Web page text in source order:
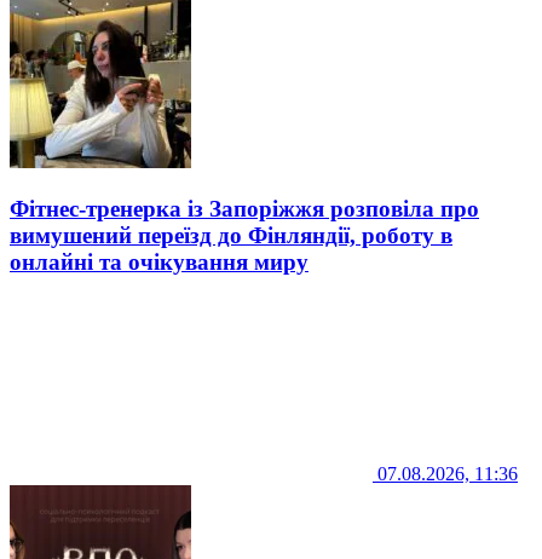
Фітнес-тренерка із Запоріжжя розповіла про
вимушений переїзд до Фінляндії, роботу в
онлайні та очікування миру
07.08.2026, 11:36